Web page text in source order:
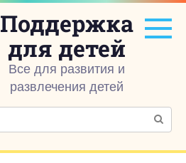
Поддержка
для детей
Все для развития и
развлечения детей